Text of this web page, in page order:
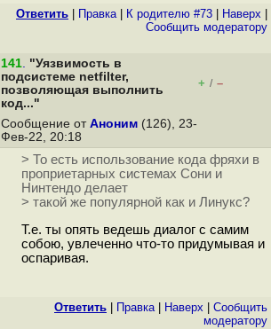
Ответить Правка| К родителю #73 Наверх
Cообщить модератору
141. "Уязвимость в
подсистеме netfilter,
позволяющая выполнить
код..."
+ / –
Сообщение от Аноним (126), 23-
Фев-22, 20:18
> То есть использование кода фряхи в
проприетарных системах Сони и
Нинтендо делает
> такой же популярной как и Линукс?
Т.е. ты опять ведешь диалог с самим
собою, увлеченно что-то придумывая и
оспаривая.
Ответить Правка| Наверх
Cообщить
модератору